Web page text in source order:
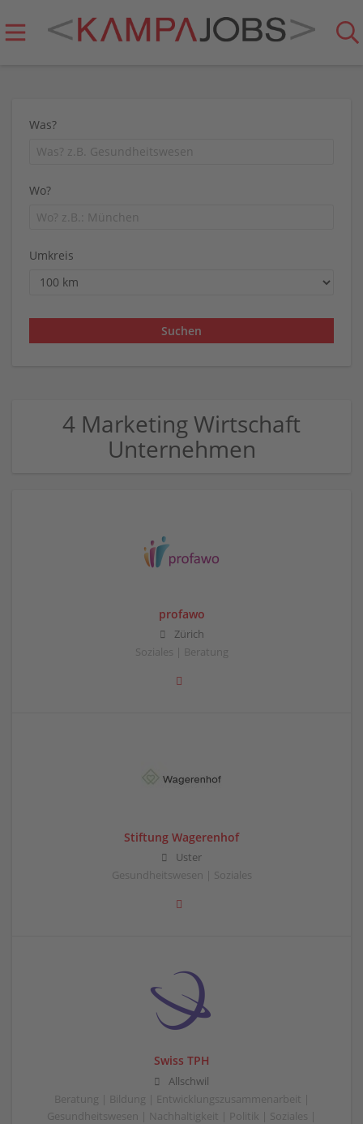
Was?
Wo?
Umkreis
4 Marketing Wirtschaft
Unternehmen
profawo
Zürich
Soziales | Beratung
Stiftung Wagerenhof
Uster
Gesundheitswesen | Soziales
Swiss TPH
Allschwil
Beratung | Bildung | Entwicklungszusammenarbeit |
Gesundheitswesen | Nachhaltigkeit | Politik | Soziales |